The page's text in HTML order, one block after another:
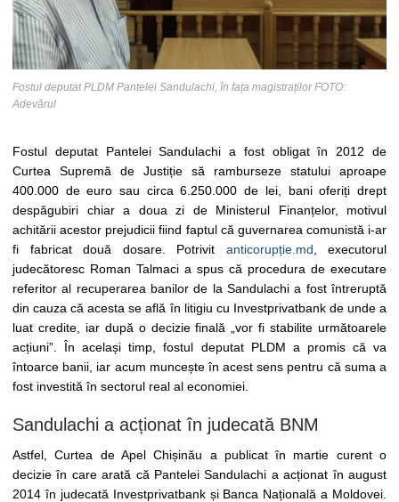
Fostul deputat PLDM Pantelei Sandulachi, în fața magistraților FOTO:
Adevărul
Fostul deputat Pantelei Sandulachi a fost obligat în 2012 de
Curtea Supremă de Justiție să ramburseze statului aproape
400.000 de euro sau circa 6.250.000 de lei, bani oferiți drept
despăgubiri chiar a doua zi de Ministerul Finanțelor, motivul
achitării acestor prejudicii fiind faptul că guvernarea comunistă i-ar
fi fabricat două dosare. Potrivit anticorupție.md , executorul
judecătoresc Roman Talmaci a spus că procedura de executare
referitor al recuperarea banilor de la Sandulachi a fost întreruptă
din cauza că acesta se află în litigiu cu Investprivatbank de unde a
luat credite, iar după o decizie finală „vor fi stabilite următoarele
acțiuni”. În același timp, fostul deputat PLDM a promis că va
întoarce banii, iar acum muncește în acest sens pentru că suma a
fost investită în sectorul real al economiei.
Sandulachi a acționat în judecată BNM
Astfel, Curtea de Apel Chișinău a publicat în martie curent o
decizie în care arată că Pantelei Sandulachi a acționat în august
2014 în judecată Investprivatbank și Banca Națională a Moldovei.